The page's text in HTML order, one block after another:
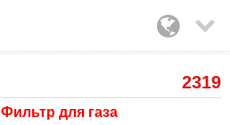

2319
Фильтр для газа